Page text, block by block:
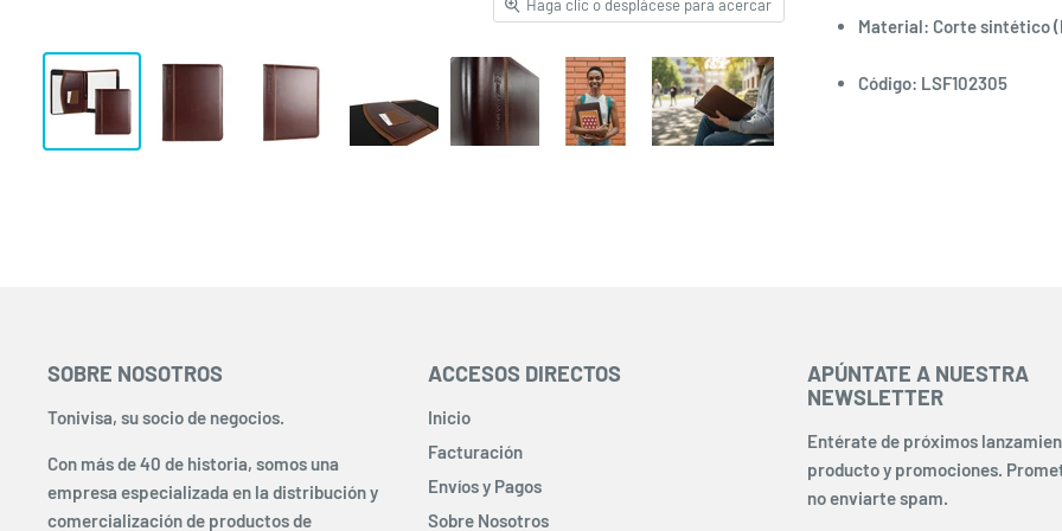
Haga clic o desplácese para acercar
Material: Corte sintético
Código: LSF102305
SOBRE NOSOTROS
Tonivisa, su socio de negocios.
Con más de 40 de historia, somos una
empresa especializada en la distribución y
comercialización de productos de
ACCESOS DIRECTOS
Inicio
Facturación
Envíos y Pagos
Sobre Nosotros
APÚNTATE A NUESTRA
NEWSLETTER
Entérate de próximos
producto y promociones.
no enviarte spam.